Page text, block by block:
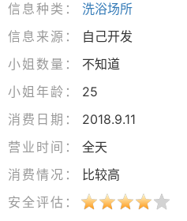
信息种类：
洗浴场所
信息来源：
自己开发
小姐数量：
不知道
小姐年龄：
25
消费日期：
2018.9.11
营业时间：
全天
消费情况：
比较高
安全评估：